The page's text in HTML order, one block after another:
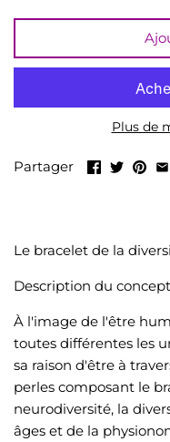
Plus de
Partager
Le bracelet de la
Description du
À l'image de l'être
toutes différentes les
sa raison d'être à
perles composant le
neurodiversité, la
âges et de la
Autres à
LIQUIDATION